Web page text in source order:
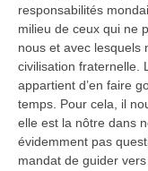
responsabilités
milieu de ceux qui ne
nous et avec lesquels
civilisation fraternelle.
appartient d’en faire
temps. Pour cela, il
elle est la nôtre dans
évidemment pas
mandat de guider